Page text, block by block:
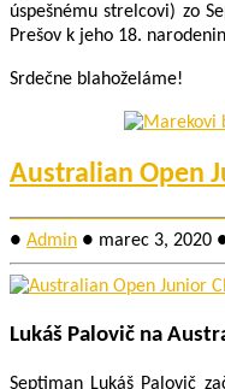
úspešnému strelcovi) zo
Prešov k jeho 18.
Srdečne blahoželáme!
Australian Open
● Admin ● marec 3, 2020
Lukáš Palovič na
Septiman Lukáš Palovič